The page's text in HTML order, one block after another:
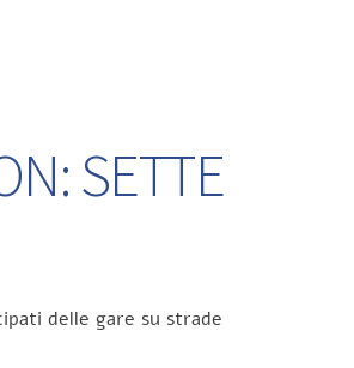
SETTE
delle gare su strade